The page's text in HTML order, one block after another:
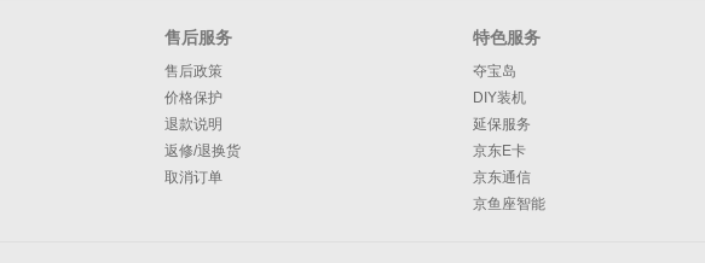
售后服务
售后政策
价格保护
退款说明
返修/退换货
取消订单
特色服务
夺宝岛
DIY装机
延保服务
京东E卡
京东通信
京鱼座智能